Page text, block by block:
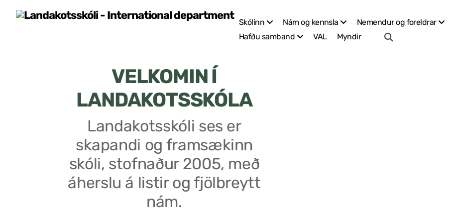
Skólinn Nám og kennsla Nemendur og foreldrar
Hafðu samband
VAL Myndir
VELKOMIN Í
LANDAKOTSSKÓLA
Landakotsskóli ses er
skapandi og framsækinn
skóli, stofnaður 2005, með
áherslu á listir og fjölbreytt
nám.